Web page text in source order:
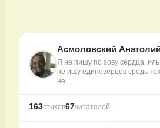
Асмоловский
Я не пишу по зову сердца,
не ищу единоверцев средь
не …
163стихов67читателей